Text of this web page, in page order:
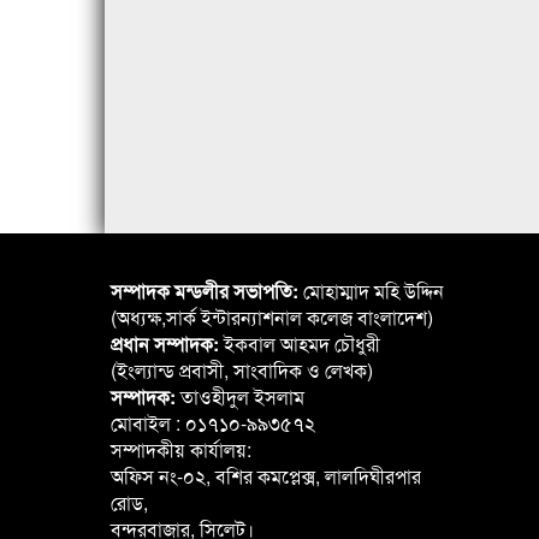
সম্পাদক মন্ডলীর সভাপতি: মোহাম্মাদ মহি উদ্দিন
(অধ্যক্ষ,সার্ক ইন্টারন্যাশনাল কলেজ বাংলাদেশ)
প্রধান সম্পাদক:ইকবাল আহমদ চৌধুরী
(ইংল্যান্ড প্রবাসী, সাংবাদিক ও লেখক)
সম্পাদক:তাওহীদুল ইসলাম
মোবাইল : ০১৭১০-৯৯৩৫৭২
সম্পাদকীয় কার্যালয়:
অফিস নং-০২, বশির কমপ্লেক্স, লালদিঘীরপার
রোড,
বন্দরবাজার, সিলেট।